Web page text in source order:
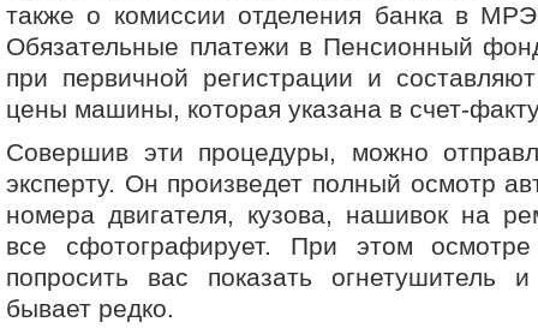
также о комиссии отделения банка в
Обязательные платежи в Пенсионный
при первичной регистрации и
цены машины, которая указана в счет-
Совершив эти процедуры, можно
эксперту. Он произведет полный осмотр
номера двигателя, кузова, нашивок на
все сфотографирует. При этом
попросить вас показать огнетушитель
бывает редко.